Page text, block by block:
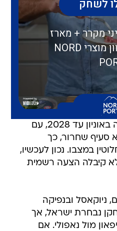
חלאילי עצמו מחזיק בחוזה באוניון עד 2028, עם
סעיף שחרור, כך
במצבו. נכון לעכשיו,
לא קיבלה הצעה רשמית
ניוקאסל ובנפיקה
נבחרת ישראל, אך
מול נאפולי. אם